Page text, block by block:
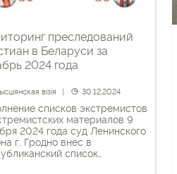
преследований
в Беларуси за
2024 года
візія 30.12.2024
списков экстремистов
материалов 9
2024 года суд Ленинского
г. Гродно внес в
список